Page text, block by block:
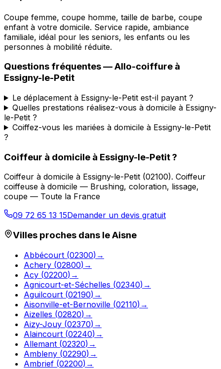
Coupe femme, coupe homme, taille de barbe, coupe
enfant à votre domicile. Service rapide, ambiance
familiale, idéal pour les seniors, les enfants ou les
personnes à mobilité réduite.
Questions fréquentes —Allo-coiffure à
Essigny-le-Petit
Le déplacement à Essigny-le-Petit est-il payant ?
Quelles prestations réalisez-vous à domicile à Essigny-
le-Petit ?
Coiffez-vous les mariées à domicile à Essigny-le-Petit
?
Coiffeur à domicile à Essigny-le-Petit?
Coiffeur à domicile à Essigny-le-Petit (02100). Coiffeur
coiffeuse à domicile — Brushing, coloration, lissage,
coupe — Toute la France
09 72 65 13 15Demander un devis gratuit
Villes proches dans leAisne
Abbécourt (02300) →
Achery (02800) →
Acy (02200) →
Agnicourt-et-Séchelles (02340) →
Aguilcourt (02190) →
Aisonville-et-Bernoville (02110) →
Aizelles (02820) →
Aizy-Jouy (02370) →
Alaincourt (02240) →
Allemant (02320) →
Ambleny (02290) →
Ambrief (02200) →